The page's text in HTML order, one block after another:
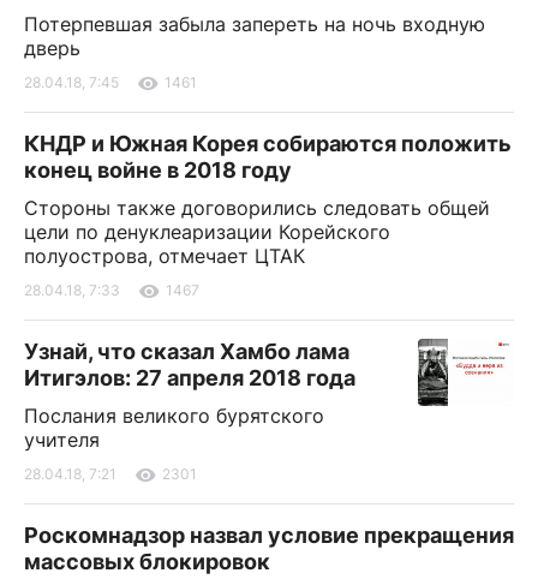
Потерпевшая забыла запереть на ночь входную
дверь
28.04.18, 7:45 1461
КНДР и Южная Корея собираются положить
конец войне в 2018 году
Стороны также договорились следовать общей
цели по денуклеаризации Корейского
полуострова, отмечает ЦТАК
28.04.18, 7:33 1467
Узнай, что сказал Хамбо лама
Итигэлов: 27 апреля 2018 года
Послания великого бурятского
учителя
28.04.18, 7:21 2301
Роскомнадзор назвал условие прекращения
массовых блокировок